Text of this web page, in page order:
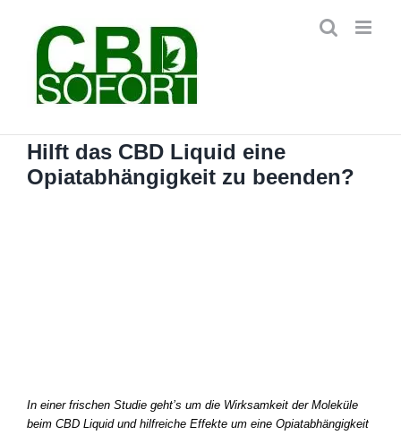
springen
Hilft das CBD Liquid eine
Opiatabhängigkeit zu beenden?
In einer frischen Studie geht’s um die Wirksamkeit der Moleküle
beim CBD Liquid und hilfreiche Effekte um eine Opiatabhängigkeit